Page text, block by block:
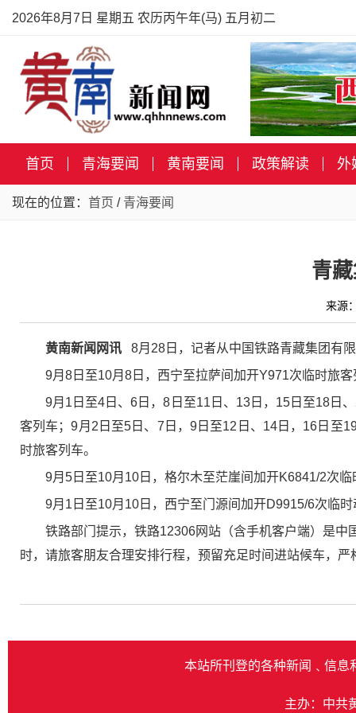
2026年8月7日 星期五 农历丙午年(马) 五月初二
首页 青海要闻 黄南要闻 政策解读 外
现在的位置： 首页 / 青海要闻
青
来源
黄南新闻网讯
8月28日，记者从中国铁路青藏集团有
9月8日至10月8日，西宁至拉萨间加开Y971次临时旅
9月1日至4日、6日，8日至11日、13日，15日至18日
客列车；9月2日至5日、7日，9日至12日、14日，16日至
时旅客列车。
9月5日至10月10日，格尔木至茫崖间加开K6841/2次临
9月1日至10月10日，西宁至门源间加开D9915/6次临
铁路部门提示，铁路12306网站（含手机客户端）是
时，请旅客朋友合理安排行程，预留充足时间进站候车，
本站所刊登的各种新闻﹑信息
主办：中共